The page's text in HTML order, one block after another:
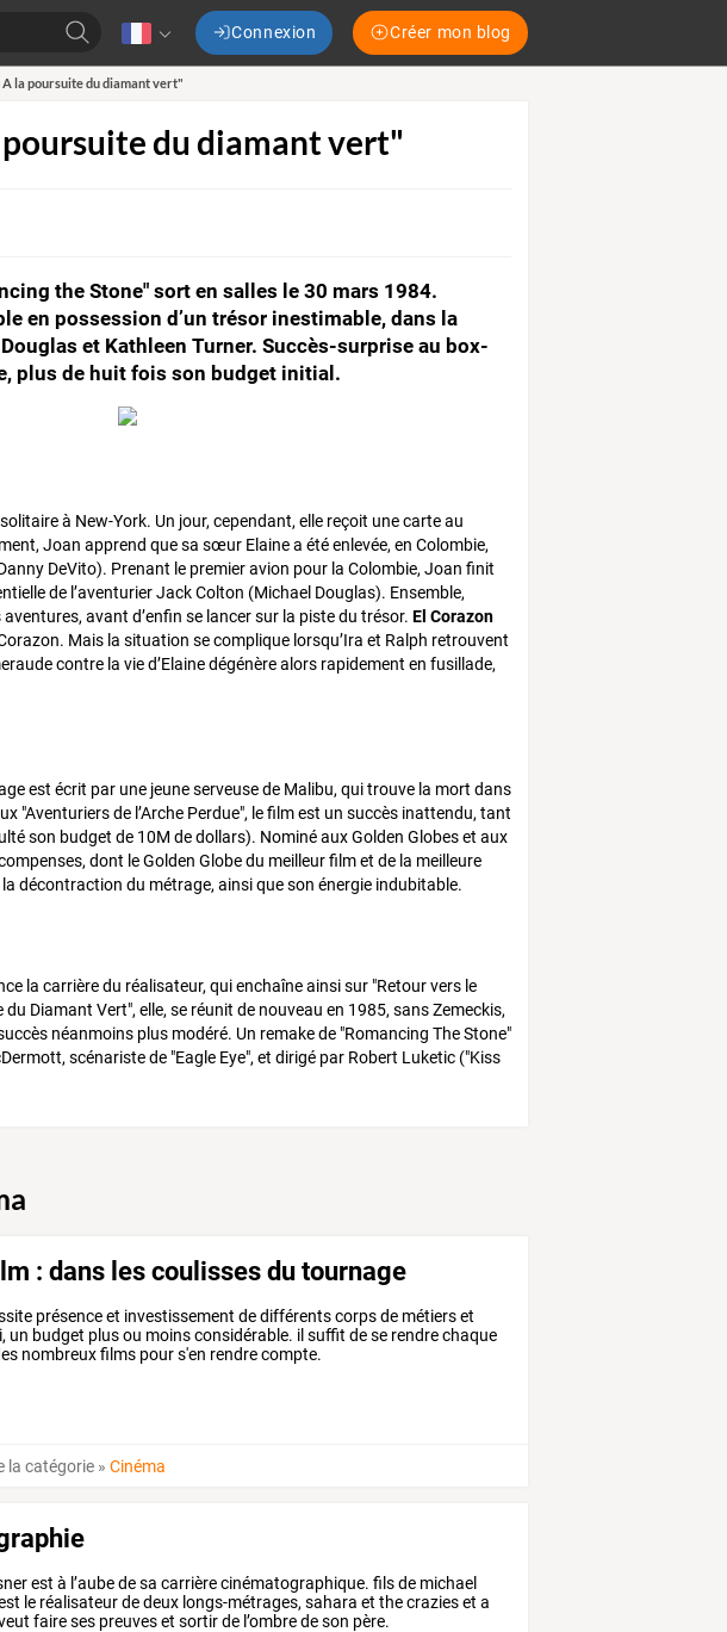
Connexion Créer mon blog
la poursuite du diamant vert"
du diamant vert"
the Stone" sort en salles le 30 mars 1984.
en possession d’un trésor inestimable, dans la
et Kathleen Turner. Succès-surprise au box-
plus de huit fois son budget initial.
à New-York. Un jour, cependant, elle reçoit une carte au
Joan apprend que sa sœur Elaine a été enlevée, en Colombie,
DeVito). Prenant le premier avion pour la Colombie, Joan finit
de l’aventurier Jack Colton (Michael Douglas). Ensemble,
avant d’enfin se lancer sur la piste du trésor. El Corazon
Mais la situation se complique lorsqu’Ira et Ralph retrouvent
contre la vie d’Elaine dégénère alors rapidement en fusillade,
est écrit par une jeune serveuse de Malibu, qui trouve la mort dans
"Aventuriers de l’Arche Perdue", le film est un succès inattendu, tant
son budget de 10M de dollars). Nominé aux Golden Globes et aux
dont le Golden Globe du meilleur film et de la meilleure
décontraction du métrage, ainsi que son énergie indubitable.
la carrière du réalisateur, qui enchaîne ainsi sur "Retour vers le
Diamant Vert", elle, se réunit de nouveau en 1985, sans Zemeckis,
néanmoins plus modéré. Un remake de "Romancing The Stone"
scénariste de "Eagle Eye", et dirigé par Robert Luketic ("Kiss
: dans les coulisses du tournage
présence et investissement de différents corps de métiers et
un budget plus ou moins considérable. il suffit de se rendre chaque
nombreux films pour s'en rendre compte.
la catégorie »Cinéma
est à l’aube de sa carrière cinématographique. fils de michael
le réalisateur de deux longs-métrages, sahara et the crazies et a
faire ses preuves et sortir de l’ombre de son père.